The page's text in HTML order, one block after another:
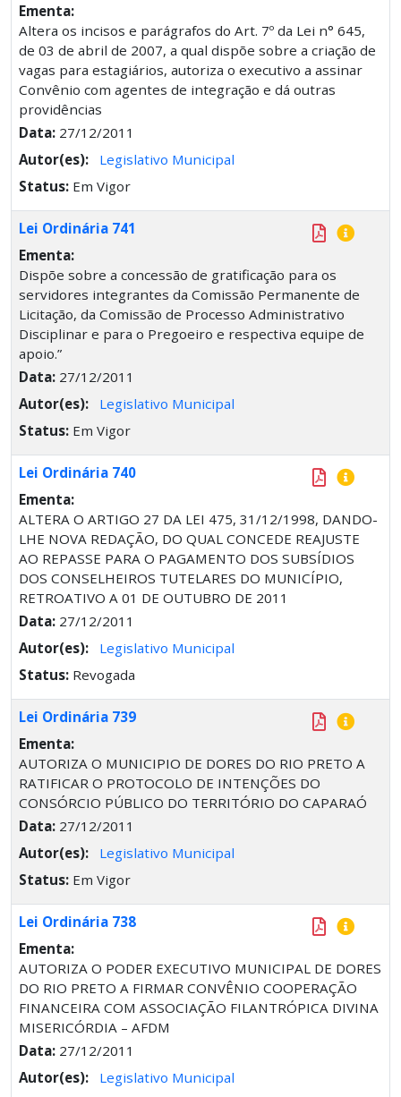
Ementa:
Altera os incisos e parágrafos do Art. 7º da Lei n° 645,
de 03 de abril de 2007, a qual dispõe sobre a criação de
vagas para estagiários, autoriza o executivo a assinar
Convênio com agentes de integração e dá outras
providências
Data: 27/12/2011
Autor(es):
Legislativo Municipal
Status: Em Vigor
Lei Ordinária 741
Ementa:
Dispõe sobre a concessão de gratificação para os
servidores integrantes da Comissão Permanente de
Licitação, da Comissão de Processo Administrativo
Disciplinar e para o Pregoeiro e respectiva equipe de
apoio.”
Data: 27/12/2011
Autor(es):
Legislativo Municipal
Status: Em Vigor
Lei Ordinária 740
Ementa:
ALTERA O ARTIGO 27 DA LEI 475, 31/12/1998, DANDO-
LHE NOVA REDAÇÃO, DO QUAL CONCEDE REAJUSTE
AO REPASSE PARA O PAGAMENTO DOS SUBSÍDIOS
DOS CONSELHEIROS TUTELARES DO MUNICÍPIO,
RETROATIVO A 01 DE OUTUBRO DE 2011
Data: 27/12/2011
Autor(es):
Legislativo Municipal
Status: Revogada
Lei Ordinária 739
Ementa:
AUTORIZA O MUNICIPIO DE DORES DO RIO PRETO A
RATIFICAR O PROTOCOLO DE INTENÇÕES DO
CONSÓRCIO PÚBLICO DO TERRITÓRIO DO CAPARAÓ
Data: 27/12/2011
Autor(es):
Legislativo Municipal
Status: Em Vigor
Lei Ordinária 738
Ementa:
AUTORIZA O PODER EXECUTIVO MUNICIPAL DE DORES
DO RIO PRETO A FIRMAR CONVÊNIO COOPERAÇÃO
FINANCEIRA COM ASSOCIAÇÃO FILANTRÓPICA DIVINA
MISERICÓRDIA – AFDM
Data: 27/12/2011
Autor(es):
Legislativo Municipal